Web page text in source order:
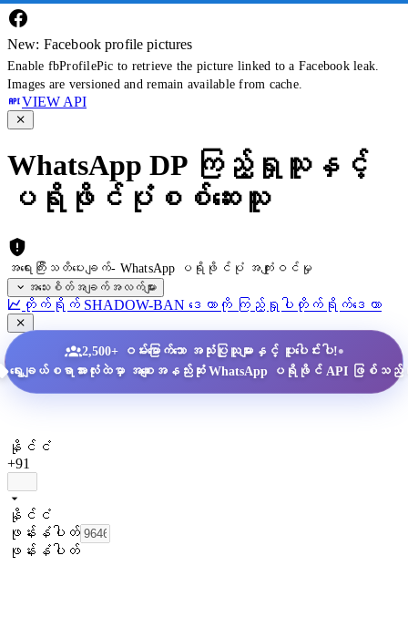
New: Facebook profile pictures
Enable fbProfilePic to retrieve the picture linked to a Facebook leak.
Images are versioned and remain available from cache.
VIEW API
WhatsApp DP ကြည့်ရှုသူနှင့်
ပရိုဖိုင်ပုံစစ်ဆေးသူ
အရေးကြီးသတိပေးချက်- WhatsApp ပရိုဖိုင်ပုံ အကျုံးဝင်မှု
အသေးစိတ်အချက်အလက်များ
တိုက်ရိုက် SHADOW-BAN ဒေတာကို ကြည့်ရှုပါ တိုက်ရိုက်ဒေတာ
2,500+ ဝမ်းမြောက်သော အသုံးပြုသူများနှင့် ပူးပေါင်းပါ!•
ရွေးချယ်စရာအားလုံးထဲမှာ အစျေးအနည်းဆုံး WhatsApp ပရိုဖိုင် API ဖြစ်သ
နိုင်ငံ
+91
နိုင်ငံ
ဖုန်းနံပါတ်
ဖုန်းနံပါတ်